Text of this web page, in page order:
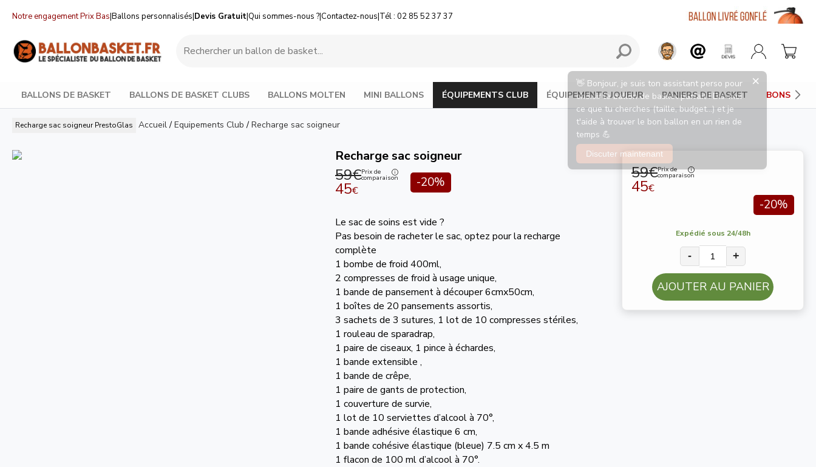
Notre engagement Prix Bas|Ballons personnalisés|Devis Gratuit|Qui sommes-nous ?|Contactez-nous|Tél : 02 85 52 37 37
BALLONS DE BASKET BALLONS DE BASKET CLUBS BALLONS MOLTEN MINI BALLONS ÉQUIPEMENTS CLUB ÉQUIPEMENTS JOUEUR PANIERS DE BASKET BONS
Recharge sac soigneurPrestoGlas Accueil / Equipements Club / Recharge sac soigneur
59€Prix de
comparaison
45€
-20%
Expédié sous 24/48h
- +
AJOUTER AU PANIER
Recharge sac soigneur
59€Prix de
comparaison
45€ -20%
Le sac de soins est vide ?
Pas besoin de racheter le sac, optez pour la recharge
complète
1 bombe de froid 400ml,
2 compresses de froid à usage unique,
1 bande de pansement à découper 6cmx50cm,
1 boîtes de 20 pansements assortis,
3 sachets de 3 sutures, 1 lot de 10 compresses stériles,
1 rouleau de sparadrap,
1 paire de ciseaux, 1 pince à échardes,
1 bande extensible ,
1 bande de crêpe,
1 paire de gants de protection,
1 couverture de survie,
1 lot de 10 serviettes d’alcool à 70°,
1 bande adhésive élastique 6 cm,
1 bande cohésive élastique (bleue) 7.5 cm x 4.5 m
1 flacon de 100 ml d’alcool à 70°.